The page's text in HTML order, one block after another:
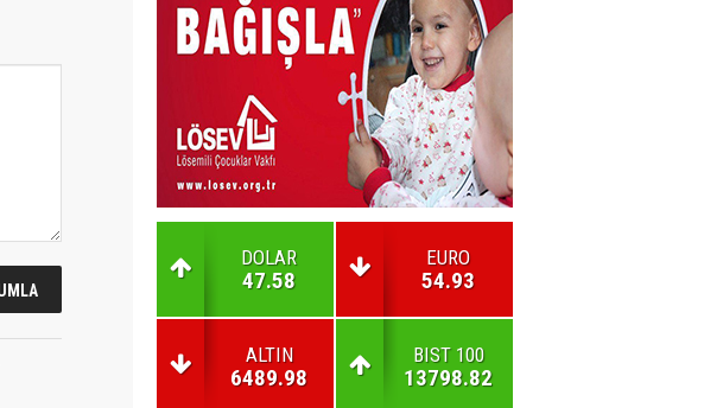
DOLAR
47.58
EURO
54.93
ALTIN
6489.98
BIST 100
13798.82